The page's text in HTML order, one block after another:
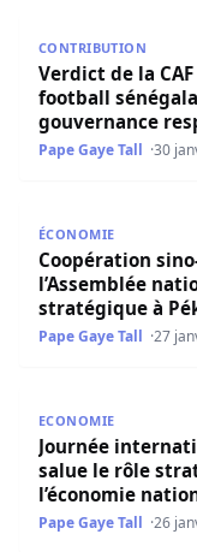
CONTRIBUTION
Verdict de la
football
gouvernance
SERISE-SARL)
Pape Gaye Tall 30
ÉCONOMIE
Coopération
l’Assemblée
stratégique à
Pape Gaye Tall 27
ECONOMIE
Journée
salue le rôle
l’économie
Pape Gaye Tall 26